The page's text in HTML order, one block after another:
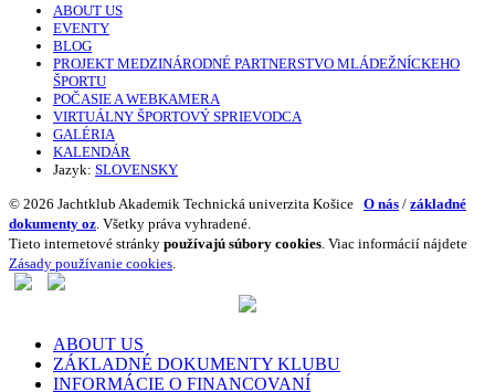
ABOUT US
EVENTY
BLOG
PROJEKT MEDZINÁRODNÉ PARTNERSTVO MLÁDEŽNÍCKEHO
ŠPORTU
POČASIE A WEBKAMERA
VIRTUÁLNY ŠPORTOVÝ SPRIEVODCA
GALÉRIA
KALENDÁR
Jazyk: SLOVENSKY
© 2026 Jachtklub Akademik Technická univerzita Košice O nás / základné
dokumenty oz. Všetky práva vyhradené.
Tieto internetové stránky používajú súbory cookies. Viac informácií nájdete
Zásady používanie cookies.
ABOUT US
ZÁKLADNÉ DOKUMENTY KLUBU
INFORMÁCIE O FINANCOVANÍ